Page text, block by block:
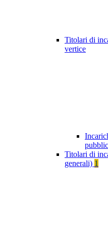
Titolari di
vertice
Titolari di
generali) 1